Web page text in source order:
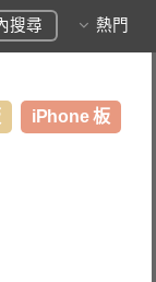
搜尋 熱門
iPhone 板